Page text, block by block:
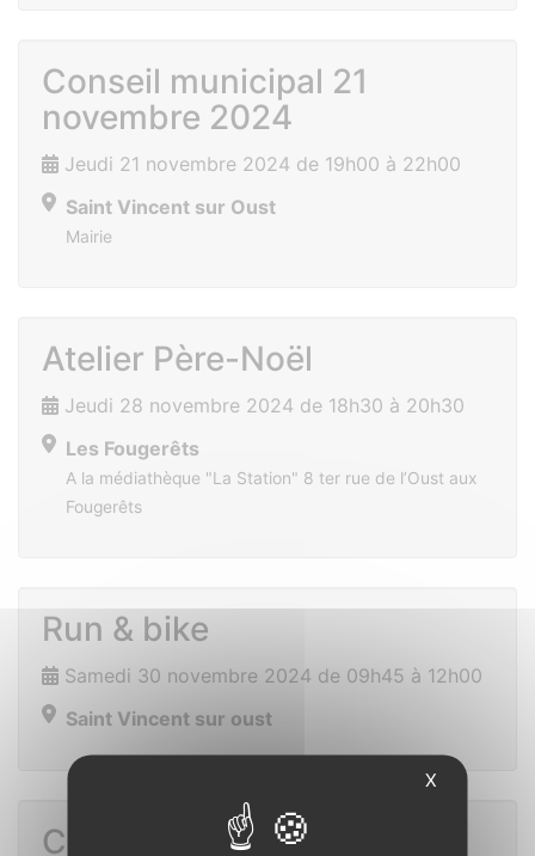
Conseil municipal 21
novembre 2024
Jeudi 21 novembre 2024 de 19h00 à 22h00
Saint Vincent sur Oust
Mairie
Atelier Père-Noël
Jeudi 28 novembre 2024 de 18h30 à 20h30
Les Fougerêts
A la médiathèque "La Station" 8 ter rue de l’Oust aux
Fougerêts
Run & bike
Samedi 30 novembre 2024 de 09h45 à 12h00
Saint Vincent sur oust
Concert de Noël avec
X